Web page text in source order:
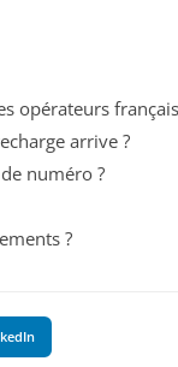
opérateurs
arrive ?
numéro ?
?